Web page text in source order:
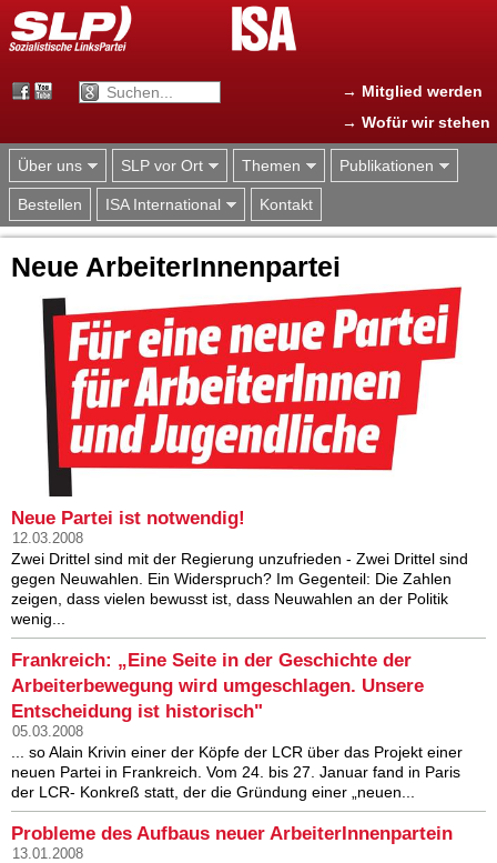
Jump to navigation
→ Mitglied werden
→ Wofür wir stehen
Über uns SLP vor Ort Themen Publikationen
Bestellen ISA International Kontakt
Neue ArbeiterInnenpartei
Neue Partei ist notwendig!
12.03.2008
Zwei Drittel sind mit der Regierung unzufrieden - Zwei Drittel sind
gegen Neuwahlen. Ein Widerspruch? Im Gegenteil: Die Zahlen
zeigen, dass vielen bewusst ist, dass Neuwahlen an der Politik
wenig...
Frankreich: „Eine Seite in der Geschichte der
Arbeiterbewegung wird umgeschlagen. Unsere
Entscheidung ist historisch"
05.03.2008
... so Alain Krivin einer der Köpfe der LCR über das Projekt einer
neuen Partei in Frankreich. Vom 24. bis 27. Januar fand in Paris
der LCR- Konkreß statt, der die Gründung einer „neuen...
Probleme des Aufbaus neuer ArbeiterInnenpartein
13.01.2008